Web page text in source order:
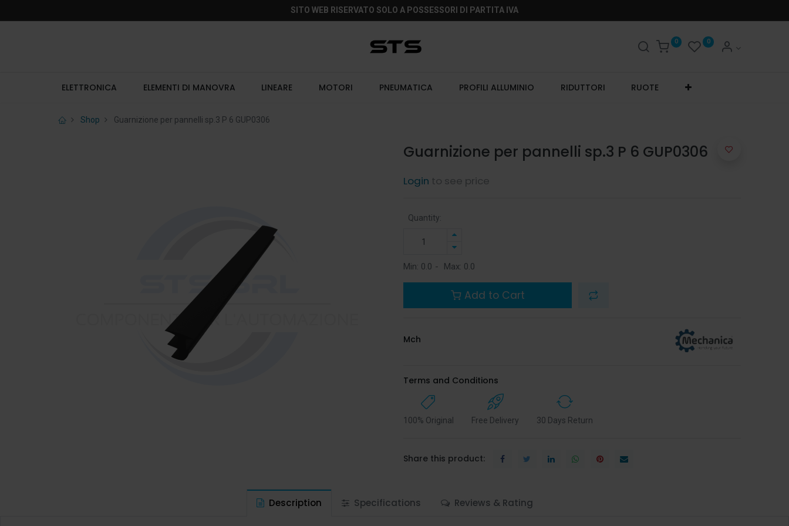
SITO WEB RISERVATO SOLO A POSSESSORI DI PARTITA IVA
0 0
ELETTRONICA ELEMENTI DI MANOVRA LINEARE MOTORI PNEUMATICA PROFILI ALLUMINIO RIDUTTORI RUOTE
Shop Guarnizione per pannelli sp.3 P 6 GUP0306
Guarnizione per pannelli sp.3 P 6 GUP0306
Login to see price
Quantity:
Min: 0.0 - Max: 0.0
Add to Cart
Mch
Terms and Conditions
100% Original Free Delivery 30 Days Return
Share this product:
Description Specifications Reviews & Rating